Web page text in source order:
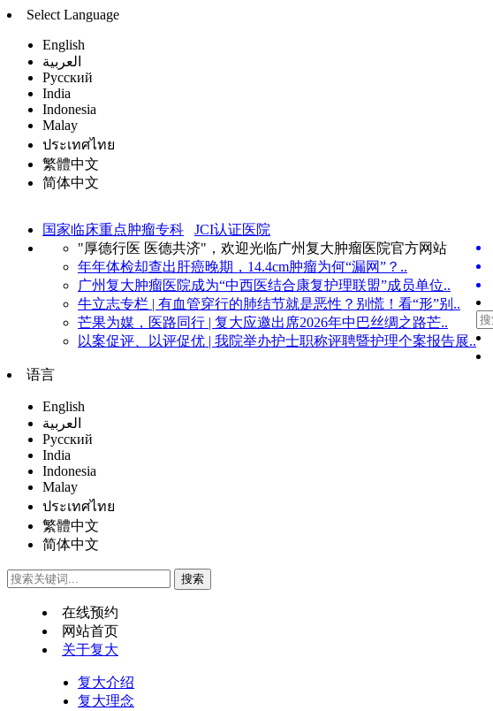
Select Language
English
العربية
Русский
India
Indonesia
Malay
ประเทศไทย
繁體中文
简体中文
国家临床重点肿瘤专科
JCI认证医院
"厚德行医 医德共济"，欢迎光临广州复大肿瘤医院官方网站
年年体检却查出肝癌晚期，14.4cm肿瘤为何“漏网”？..
广州复大肿瘤医院成为“中西医结合康复护理联盟”成员单位..
牛立志专栏 | 有血管穿行的肺结节就是恶性？别慌！看“形”别..
芒果为媒，医路同行 | 复大应邀出席2026年中巴丝绸之路芒..
以案促评、以评促优 | 我院举办护士职称评聘暨护理个案报告展..
语言
English
العربية
Русский
India
Indonesia
Malay
ประเทศไทย
繁體中文
简体中文
在线预约
网站首页
关于复大
复大介绍
复大理念